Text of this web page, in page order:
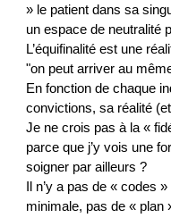
» le patient dans sa
un espace de neutralité
"on peut arriver au
En fonction de chaque
convictions, sa réalité
Je ne crois pas à la «
parce que j’y vois une
soigner par ailleurs ?
Il n’y a pas de « codes
minimale, pas de « plan